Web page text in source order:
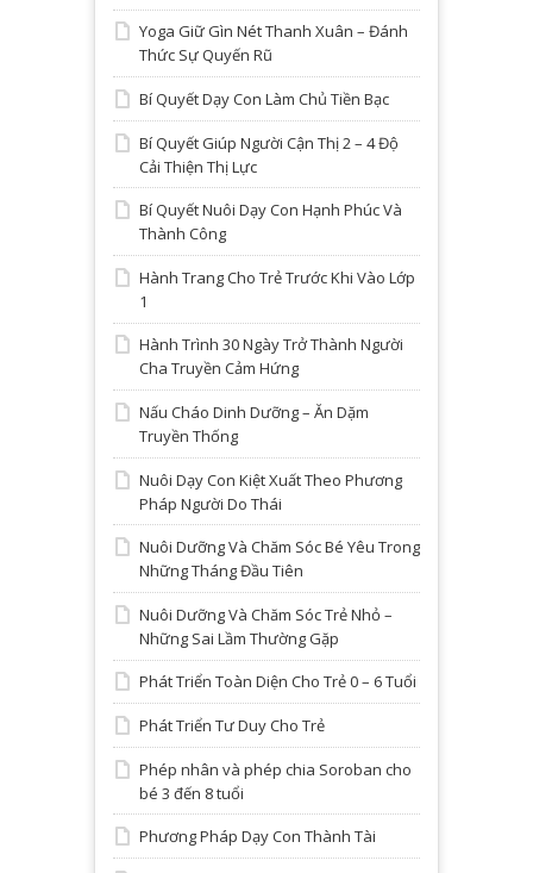
Yoga Giữ Gìn Nét Thanh Xuân – Đánh
Thức Sự Quyến Rũ
Bí Quyết Dạy Con Làm Chủ Tiền Bạc
Bí Quyết Giúp Người Cận Thị 2 – 4 Độ
Cải Thiện Thị Lực
Bí Quyết Nuôi Dạy Con Hạnh Phúc Và
Thành Công
Hành Trang Cho Trẻ Trước Khi Vào Lớp
1
Hành Trình 30 Ngày Trở Thành Người
Cha Truyền Cảm Hứng
Nấu Cháo Dinh Dưỡng – Ăn Dặm
Truyền Thống
Nuôi Dạy Con Kiệt Xuất Theo Phương
Pháp Người Do Thái
Nuôi Dưỡng Và Chăm Sóc Bé Yêu Trong
Những Tháng Đầu Tiên
Nuôi Dưỡng Và Chăm Sóc Trẻ Nhỏ –
Những Sai Lầm Thường Gặp
Phát Triển Toàn Diện Cho Trẻ 0 – 6 Tuổi
Phát Triển Tư Duy Cho Trẻ
Phép nhân và phép chia Soroban cho
bé 3 đến 8 tuổi
Phương Pháp Dạy Con Thành Tài